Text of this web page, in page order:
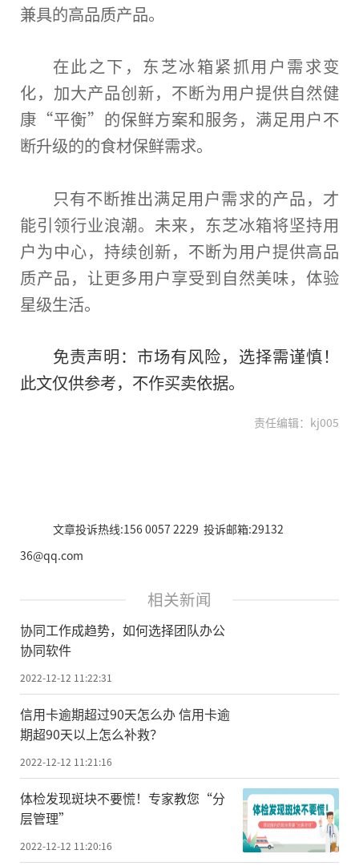
兼具的高品质产品。
在此之下，东芝冰箱紧抓用户需求变
化，加大产品创新，不断为用户提供自然健
康“平衡”的保鲜方案和服务，满足用户不
断升级的的食材保鲜需求。
只有不断推出满足用户需求的产品，才
能引领行业浪潮。未来，东芝冰箱将坚持用
户为中心，持续创新，不断为用户提供高品
质产品，让更多用户享受到自然美味，体验
星级生活。
免责声明：市场有风险，选择需谨慎！
此文仅供参考，不作买卖依据。
责任编辑：kj005
文章投诉热线:156 0057 2229 投诉邮箱:29132
36@qq.com
相关新闻
协同工作成趋势，如何选择团队办公
协同软件
2022-12-12 11:22:31
信用卡逾期超过90天怎么办 信用卡逾
期超90天以上怎么补救？
2022-12-12 11:21:16
体检发现斑块不要慌！专家教您“分
层管理”
2022-12-12 11:20:16